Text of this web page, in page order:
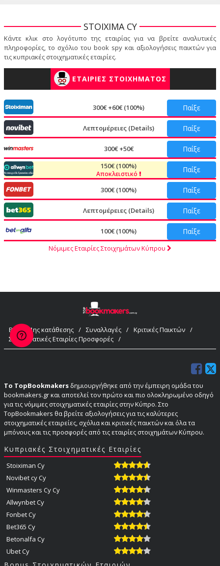
STOIXIMA CY
Κάντε κλικ στο λογότυπο της εταιρίας για να βρείτε αναλυτικές
πληροφορίες, το σχόλιο του book spy και αξιολογήσεις παικτών για
τις κυπριακές στοιχηματικές εταιρίες.
ΕΤΑΙΡΙΕΣ ΣΤΟΙΧΗΜΑΤΟΣ
300€ +60€ (100%) Παίξε
Λεπτομέρειες (Details) Παίξε
300€ +50€ Παίξε
150€ (100%)
Αποκλειστικό Παίξε
300€ (100%) Παίξε
Λεπτομέρειες (Details) Παίξε
100€ (100%) Παίξε
Νόμιμες Εταιρίες Στοιχημάτων Κύπρου
Bonus 1ης κατάθεσης / Συναλλαγές / Κριτικές Παικτών /
Στοιχηματικές Εταιρίες Προσφορές /
Το TopBookmakers δημιουργήθηκε από την έμπειρη ομάδα του
bookmakers.gr και αποτελεί τον πρώτο και πιο ολοκληρωμένο οδηγό
για τις νόμιμες στοιχηματικές εταιρίες στην Κύπρο. Στο
TopBookmakers θα βρείτε αξιολογήσεις για τις καλύτερες
στοιχηματικές εταιρείες, σχόλια και κριτικές παικτών και όλα τα
μπόνους και τις προσφορές από τις εταιρίες στοιχημάτων Κύπρου.
Κυπριακές Στοιχηματικές Εταιρίες
Stoiximan Cy
Novibet cy Cy
Winmasters Cy Cy
Allwynbet Cy
Fonbet Cy
Bet365 Cy
Betonalfa Cy
Ubet Cy